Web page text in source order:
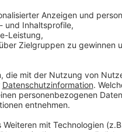
und Links zum Thema
2023